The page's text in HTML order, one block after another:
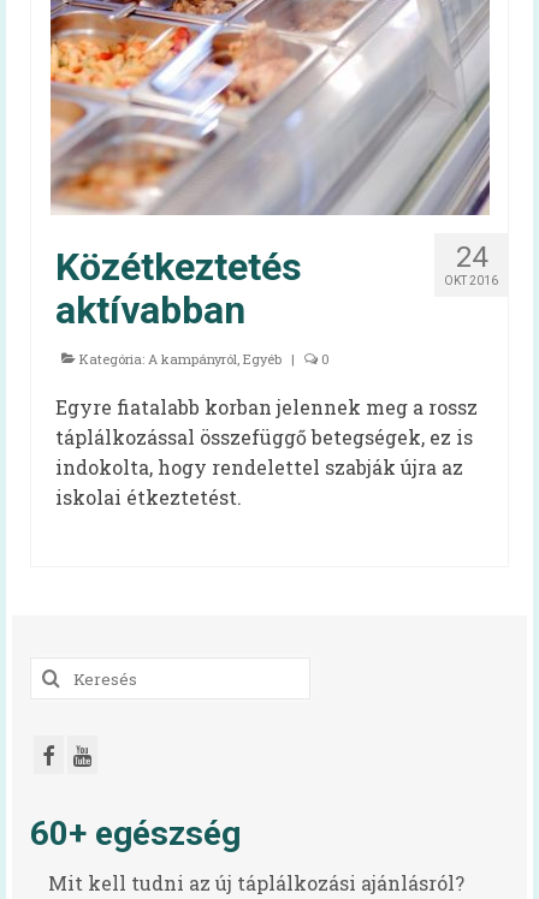
Mindent a menzáról videók
Vízfogyasztás népszerűsítő program
Oktatóvideó, általános iskolásoknak
Iskolabüfé
Tankonyha
Rólunk
Munkatársak
Hírek
24
OKT 2016
Közétkeztetés
aktívabban
Kategória: A kampányról, Egyéb | 0
Egyre fiatalabb korban jelennek meg a rossz
táplálkozással összefüggő betegségek, ez is
indokolta, hogy rendelettel szabják újra az
iskolai étkeztetést.
Keresés
a
60+ egészség
Mit kell tudni az új táplálkozási ajánlásról?